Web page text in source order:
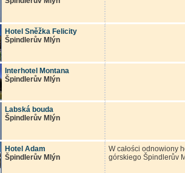
Hotel Sněžka Felicity
Špindlerův Mlýn
Interhotel Montana
Špindlerův Mlýn
Labská bouda
Špindlerův Mlýn
Hotel Adam
Špindlerův Mlýn
W całości odnowiony
górskiego Špindlerův